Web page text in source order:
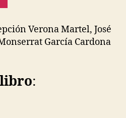
Verona Martel, José
García Cardona
: